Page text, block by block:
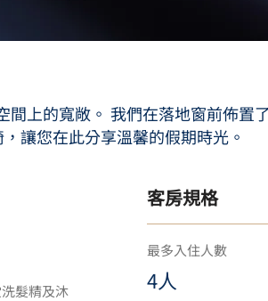
間上的寬敞。 我們在落地窗前佈置
讓您在此分享溫馨的假期時光。
髮精及沐
​客房規格
最多入住人數
4人